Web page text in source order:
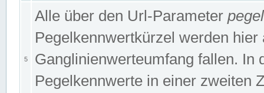
5
Alle über den Url-Parameter
Pegelkennwertkürzel werden
Ganglinienwerteumfang fallen. In
Pegelkennwerte in einer zweiten